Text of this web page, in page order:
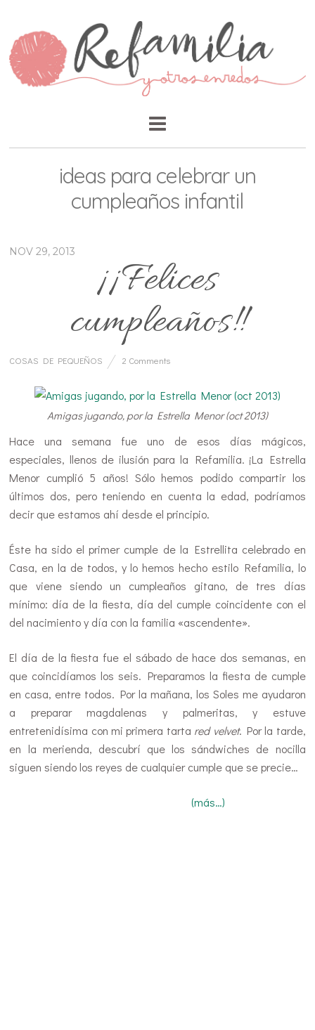
ideas para celebrar un
cumpleaños infantil
NOV 29, 2013
¡¡Felices
cumpleaños!!
COSAS DE PEQUEÑOS 2 Comments
Amigas jugando, por la Estrella Menor (oct 2013)
Hace una semana fue uno de esos días mágicos,
especiales, llenos de ilusión para la Refamilia. ¡La Estrella
Menor cumplió 5 años! Sólo hemos podido compartir los
últimos dos, pero teniendo en cuenta la edad, podríamos
decir que estamos ahí desde el principio.
Éste ha sido el primer cumple de la Estrellita celebrado en
Casa, en la de todos, y lo hemos hecho estilo Refamilia, lo
que viene siendo un cumpleaños gitano, de tres días
mínimo: día de la fiesta, día del cumple coincidente con el
del nacimiento y día con la familia «ascendente».
El día de la fiesta fue el sábado de hace dos semanas, en
que coincidíamos los seis. Preparamos la fiesta de cumple
en casa, entre todos. Por la mañana, los Soles me ayudaron
a preparar magdalenas y palmeritas, y estuve
entretenidísima con mi primera tarta red velvet. Por la tarde,
en la merienda, descubrí que los sándwiches de nocilla
siguen siendo los reyes de cualquier cumple que se precie…
(más…)